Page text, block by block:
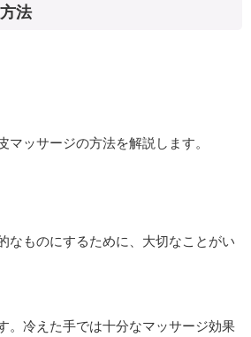
法
マッサージの方法を解説します。
なものにするために、大切なことがい
。冷えた手では十分なマッサージ効果